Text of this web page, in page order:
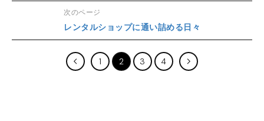
次のページ
レンタルショップに通い詰める日々
1 2 3 4